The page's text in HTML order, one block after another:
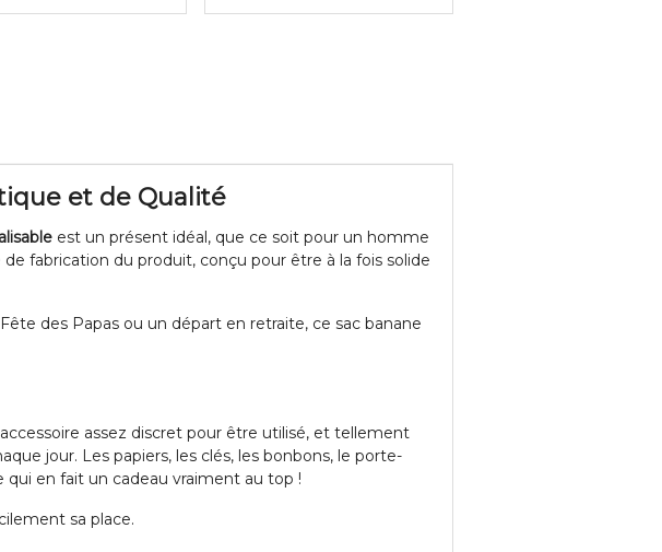
et de Qualité
est un présent idéal, que ce soit pour un homme
fabrication du produit, conçu pour être à la fois solide
des Papas ou un départ en retraite, ce sac banane
assez discret pour être utilisé, et tellement
jour. Les papiers, les clés, les bonbons, le porte-
qui en fait un cadeau vraiment au top !
sa place.